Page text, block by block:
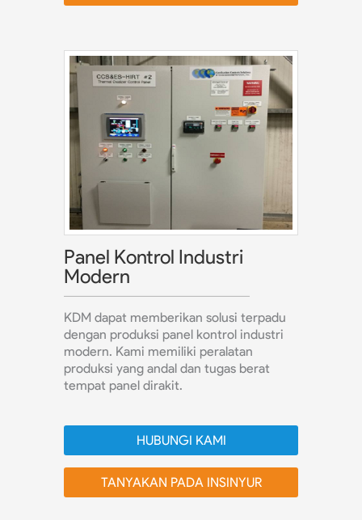
Panel Kontrol Industri
Modern
KDM dapat memberikan solusi terpadu
dengan produksi panel kontrol industri
modern. Kami memiliki peralatan
produksi yang andal dan tugas berat
tempat panel dirakit.
HUBUNGI KAMI
TANYAKAN PADA INSINYUR